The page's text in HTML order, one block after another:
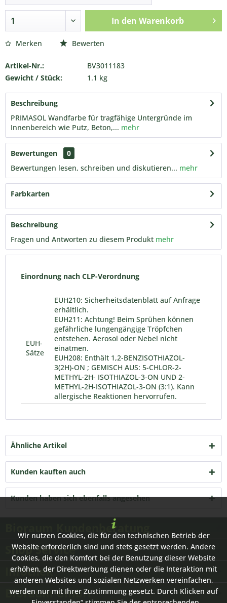
In den Warenkorb
Merken Bewerten
Artikel-Nr.:
BV3011183
Gewicht / Stück:
1.1 kg
Beschreibung
PRIMASOL Wandfarbe für tragfähige Untergründe im
Innenbereich wie Putz, Beton,... mehr
Bewertungen
0
Bewertungen lesen, schreiben und diskutieren... mehr
Farbkarten
Beschreibung
Fragen und Antworten zu diesem Produkt mehr
Einordnung nach CLP-Verordnung
EUH-
Sätze
EUH210: Sicherheitsdatenblatt auf Anfrage
erhältlich.
EUH211: Achtung! Beim Sprühen können
gefährliche lungengängige Tröpfchen
entstehen. Aerosol oder Nebel nicht
einatmen.
EUH208: Enthält 1,2-BENZISOTHIAZOL-
3(2H)-ON ; GEMISCH AUS: 5-CHLOR-2-
METHYL-2H- ISOTHIAZOL-3-ON UND 2-
METHYL-2H-ISOTHIAZOL-3-ON (3:1). Kann
allergische Reaktionen hervorrufen.
Ähnliche Artikel
Kunden kauften auch
Kunden haben sich ebenfalls angesehen
Bioraum Kundenberatung
Shop Service
Infothek
Bioraum GmbH
Wir nutzen Cookies, die für den technischen Betrieb der
Website erforderlich sind und stets gesetzt werden. Andere
Cookies, die den Komfort bei der Benutzung dieser Website
erhöhen, der Direktwerbung dienen oder die Interaktion mit
anderen Websites und sozialen Netzwerken vereinfachen,
werden nur mit Ihrer Zustimmung gesetzt. Durch Klicken auf